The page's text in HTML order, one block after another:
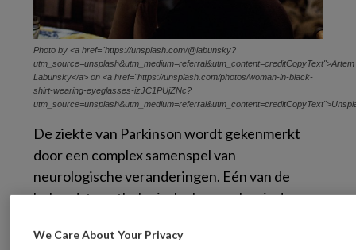
Photo by <a href="https://unsplash.com/@labunsky?
utm_source=unsplash&utm_medium=referral&utm_content=creditCopyText">Artem
Labunsky</a> on <a href="https://unsplash.com/photos/woman-in-black-
shirt-wearing-eyeglasses-izJC1PUjZNc?
De ziekte van Parkinson wordt gekenmerkt
door een complex samenspel van
neurologische veranderingen. Eén van de
bekendste pathologische kenmerken is de
eiwitophopingen die samenhangen met
We Care About Your Privacy